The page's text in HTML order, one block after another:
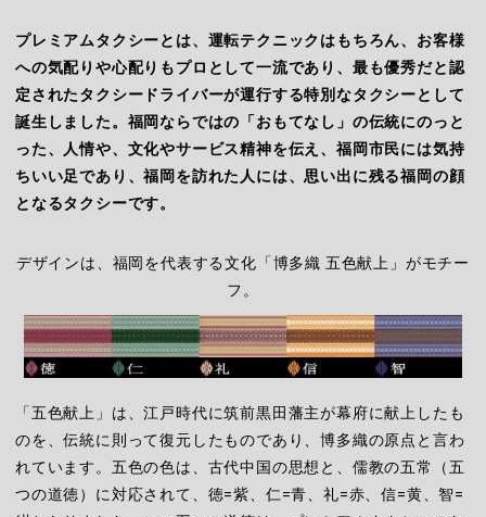
プレミアムタクシーとは、運転テクニックはもちろん、お客様
への気配りや心配りもプロとして一流であり、最も優秀だと認
定されたタクシードライバーが運行する特別なタクシーとして
誕生しました。福岡ならではの「おもてなし」の伝統にのっと
った、人情や、文化やサービス精神を伝え、福岡市民には気持
ちいい足であり、福岡を訪れた人には、思い出に残る福岡の顔
となるタクシーです。
デザインは、福岡を代表する文化「博多織 五色献上」がモチー
フ。
「五色献上」は、江戸時代に筑前黒田藩主が幕府に献上したも
のを、伝統に則って復元したものであり、博多織の原点と言わ
れています。五色の色は、古代中国の思想と、儒教の五常（五
つの道徳）に対応されて、徳=紫、仁=青、礼=赤、信=黄、智=